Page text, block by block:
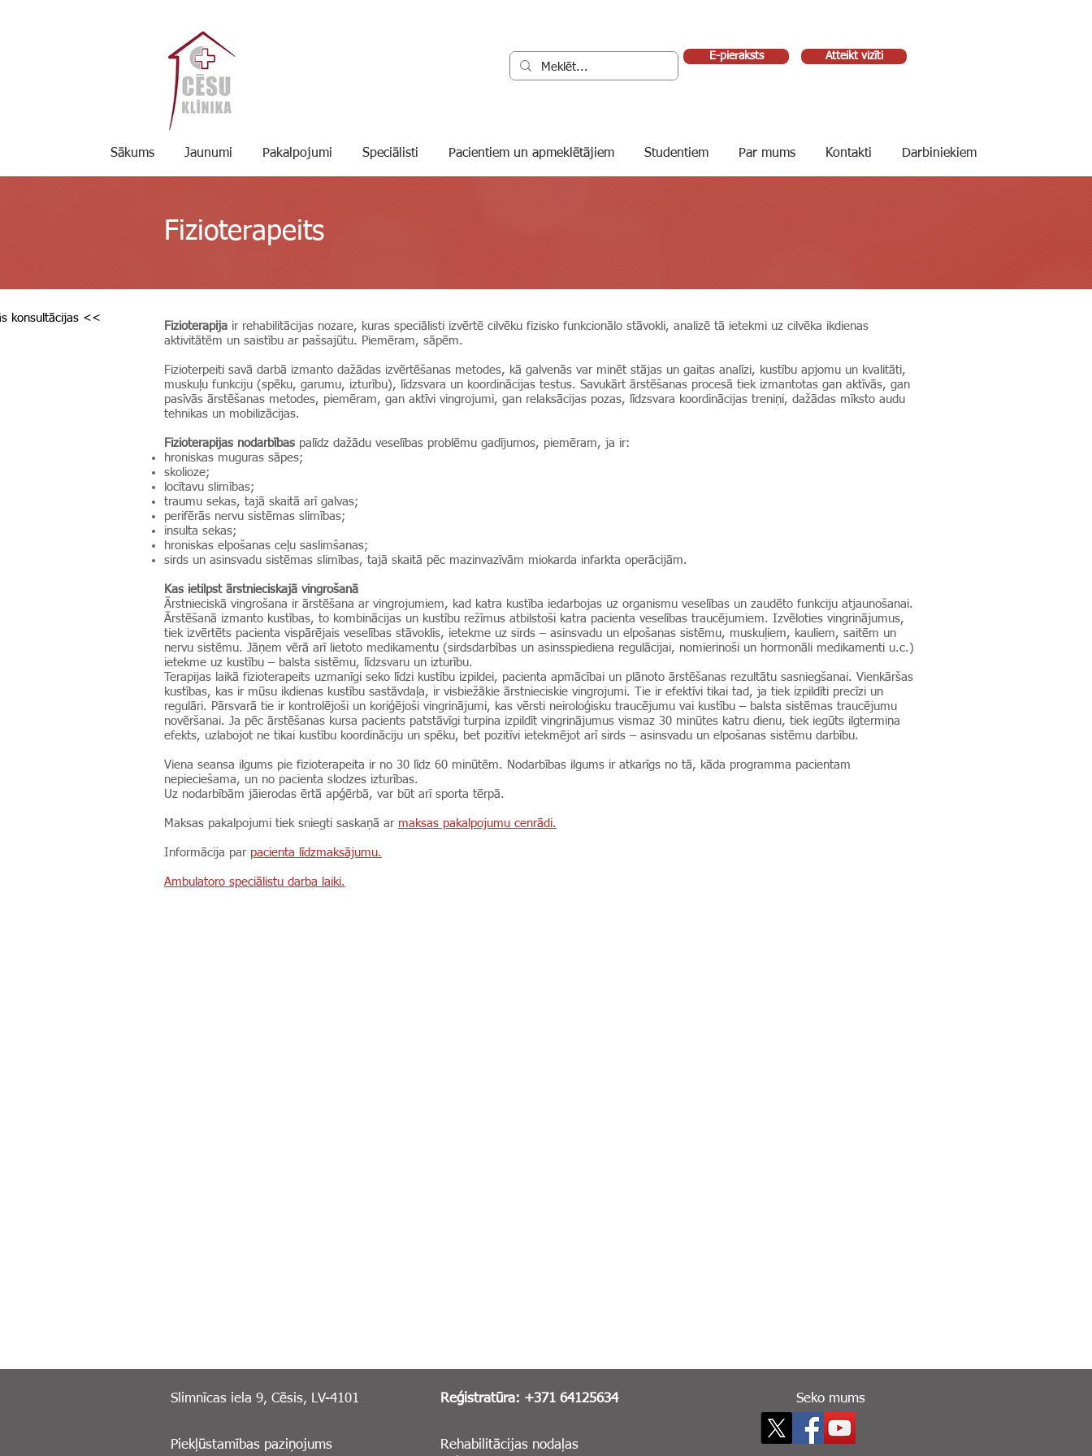
E-pieraksts Atteikt vizīti
Sākums Jaunumi Pakalpojumi Speciālisti Pacientiem un apmeklētājiem Studentiem Par mums Kontakti Darbiniekiem
Fizioterapeits
konsultācijas <<
Fizioterapija ir rehabilitācijas nozare, kuras speciālisti izvērtē cilvēku fizisko funkcionālo stāvokli, analizē tā ietekmi uz cilvēka ikdienas
aktivitātēm un saistību ar pašsajūtu. Piemēram, sāpēm.
Fizioterpeiti savā darbā izmanto dažādas izvērtēšanas metodes, kā galvenās var minēt stājas un gaitas analīzi, kustību apjomu un kvalitāti,
muskuļu funkciju (spēku, garumu, izturību), līdzsvara un koordinācijas testus. Savukārt ārstēšanas procesā tiek izmantotas gan aktīvās, gan
pasīvās ārstēšanas metodes, piemēram, gan aktīvi vingrojumi, gan relaksācijas pozas, līdzsvara koordinācijas treniņi, dažādas mīksto audu
tehnikas un mobilizācijas.
Fizioterapijas nodarbības palīdz dažādu veselības problēmu gadījumos, piemēram, ja ir:
hroniskas muguras sāpes;
skolioze;
locītavu slimības;
traumu sekas, tajā skaitā arī galvas;
perifērās nervu sistēmas slimības;
insulta sekas;
hroniskas elpošanas ceļu saslimšanas;
sirds un asinsvadu sistēmas slimības, tajā skaitā pēc mazinvazīvām miokarda infarkta operācijām.
Kas ietilpst ārstnieciskajā vingrošanā
Ārstnieciskā vingrošana ir ārstēšana ar vingrojumiem, kad katra kustība iedarbojas uz organismu veselības un zaudēto funkciju atjaunošanai.
Ārstēšanā izmanto kustības, to kombinācijas un kustību režīmus atbilstoši katra pacienta veselības traucējumiem. Izvēloties vingrinājumus,
tiek izvērtēts pacienta vispārējais veselības stāvoklis, ietekme uz sirds – asinsvadu un elpošanas sistēmu, muskuļiem, kauliem, saitēm un
nervu sistēmu. Jāņem vērā arī lietoto medikamentu (sirdsdarbības un asinsspiediena regulācijai, nomierinoši un hormonāli medikamenti u.c.)
ietekme uz kustību – balsta sistēmu, līdzsvaru un izturību.
Terapijas laikā fizioterapeits uzmanīgi seko līdzi kustību izpildei, pacienta apmācībai un plānoto ārstēšanas rezultātu sasniegšanai. Vienkāršas
kustības, kas ir mūsu ikdienas kustību sastāvdaļa, ir visbiežākie ārstnieciskie vingrojumi. Tie ir efektīvi tikai tad, ja tiek izpildīti precīzi un
regulāri. Pārsvarā tie ir kontrolējoši un koriģējoši vingrinājumi, kas vērsti neiroloģisku traucējumu vai kustību – balsta sistēmas traucējumu
novēršanai. Ja pēc ārstēšanas kursa pacients patstāvīgi turpina izpildīt vingrinājumus vismaz 30 minūtes katru dienu, tiek iegūts ilgtermiņa
efekts, uzlabojot ne tikai kustību koordināciju un spēku, bet pozitīvi ietekmējot arī sirds – asinsvadu un elpošanas sistēmu darbību.
Viena seansa ilgums pie fizioterapeita ir no 30 līdz 60 minūtēm. Nodarbības ilgums ir atkarīgs no tā, kāda programma pacientam
nepieciešama, un no pacienta slodzes izturības.
Uz nodarbībām jāierodas ērtā apģērbā, var būt arī sporta tērpā.
Maksas pakalpojumi tiek sniegti saskaņā ar maksas pakalpojumu cenrādi.
Informācija par pacienta līdzmaksājumu.
Ambulatoro speciālistu darba laiki.
Slimnīcas iela 9, Cēsis, LV-4101 Reģistratūra: +371 64125634
Piekļūstamības paziņojums Rehabilitācijas nodaļas
Seko mums